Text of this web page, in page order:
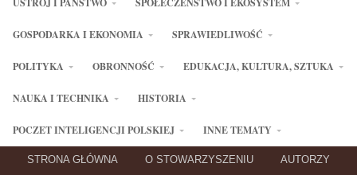
GOSPODARKA I EKONOMIA SPRAWIEDLIWOŚĆ
POLITYKA OBRONNOŚĆ EDUKACJA, KULTURA, SZTUKA
NAUKA I TECHNIKA HISTORIA
POCZET INTELIGENCJI POLSKIEJ INNE TEMATY
STRONA GŁÓWNA O STOWARZYSZENIU AUTORZY